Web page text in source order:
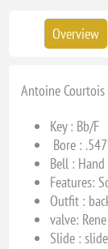
Overview
Antoine
Key : Bb/F
Bore :
Bell :
Features:
Outfit :
valve:
Slide :